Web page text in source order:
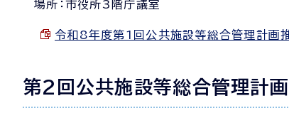
場所：市役所3階庁議室
令和8年度第1回公共施設等総合管理計
第2回公共施設等総合管理計